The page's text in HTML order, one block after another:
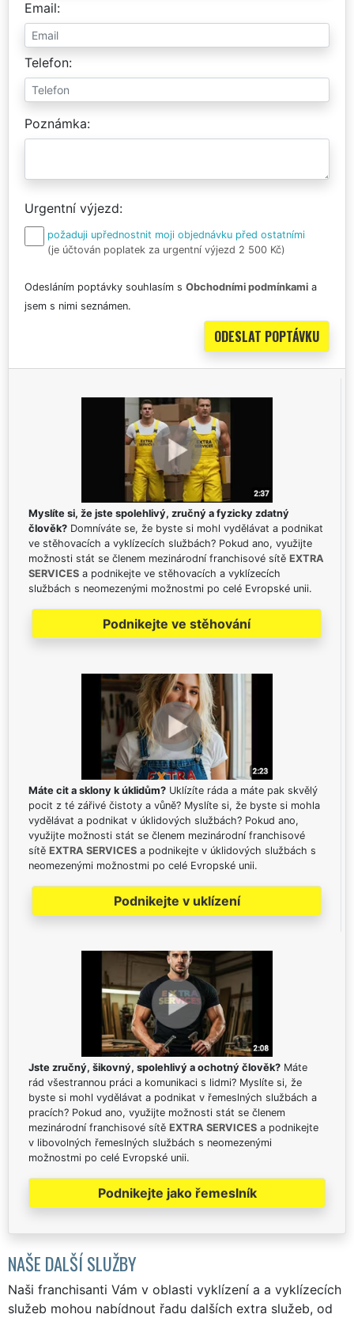
Email
Telefon
Poznámka
Urgentní výjezd
požaduji upřednostnit moji objednávku před ostatními
(je účtován poplatek za urgentní výjezd 2 500 Kč)
Odesláním poptávky souhlasím s Obchodními podmínkami a
jsem s nimi seznámen.
Myslíte si, že jste spolehlivý, zručný a fyzicky zdatný
člověk? Domníváte se, že byste si mohl vydělávat a podnikat
ve stěhovacích a vyklízecích službách? Pokud ano, využijte
možnosti stát se členem mezinárodní franchisové sítě EXTRA
SERVICES a podnikejte ve stěhovacích a vyklízecích
službách s neomezenými možnostmi po celé Evropské unii.
Podnikejte ve stěhování
Máte cit a sklony k úklidům? Uklízíte ráda a máte pak skvělý
pocit z té zářivé čistoty a vůně? Myslíte si, že byste si mohla
vydělávat a podnikat v úklidových službách? Pokud ano,
využijte možnosti stát se členem mezinárodní franchisové
sítě EXTRA SERVICES a podnikejte v úklidových službách s
neomezenými možnostmi po celé Evropské unii.
Podnikejte v uklízení
Jste zručný, šikovný, spolehlivý a ochotný člověk? Máte
rád všestrannou práci a komunikaci s lidmi? Myslíte si, že
byste si mohl vydělávat a podnikat v řemeslných službách a
pracích? Pokud ano, využijte možnosti stát se členem
mezinárodní franchisové sítě EXTRA SERVICES a podnikejte
v libovolných řemeslných službách s neomezenými
možnostmi po celé Evropské unii.
Podnikejte jako řemeslník
NAŠE DALŠÍ SLUŽBY
Naši franchisanti Vám v oblasti vyklízení a a vyklízecích
služeb mohou nabídnout řadu dalších extra služeb, od